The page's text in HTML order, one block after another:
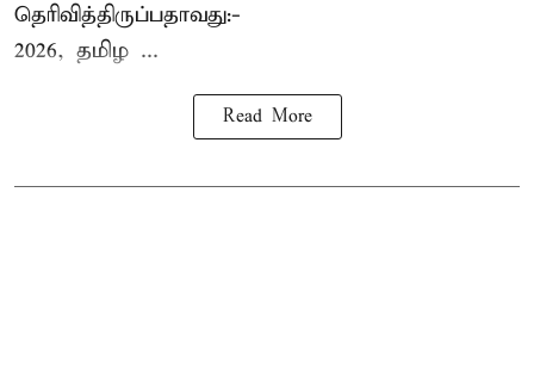
தெரிவித்திருப்பதாவது:-
2026, தமிழ ...
Read More